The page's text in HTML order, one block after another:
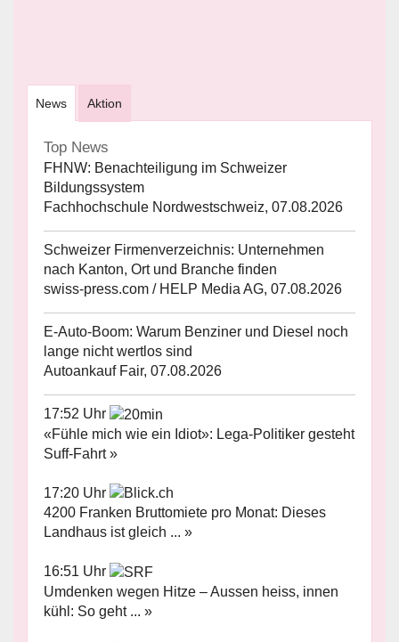
News Aktion
Top News
FHNW: Benachteiligung im Schweizer
Bildungssystem
Fachhochschule Nordwestschweiz, 07.08.2026
Schweizer Firmenverzeichnis: Unternehmen
nach Kanton, Ort und Branche finden
swiss-press.com / HELP Media AG, 07.08.2026
E-Auto-Boom: Warum Benziner und Diesel noch
lange nicht wertlos sind
Autoankauf Fair, 07.08.2026
17:52 Uhr
«Fühle mich wie ein Idiot»: Lega-Politiker gesteht
Suff-Fahrt »
17:20 Uhr
4200 Franken Bruttomiete pro Monat: Dieses
Landhaus ist gleich ... »
16:51 Uhr
Umdenken wegen Hitze – Aussen heiss, innen
kühl: So geht ... »